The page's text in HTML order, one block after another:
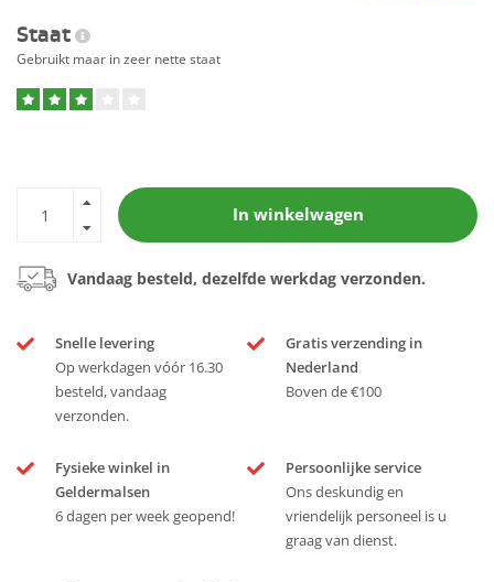
Staat
Gebruikt maar in zeer nette staat
In winkelwagen
Vandaag besteld, dezelfde werkdag verzonden.
Snelle levering
Op werkdagen vóór 16.30
besteld, vandaag
verzonden.
Gratis verzending in
Nederland
Boven de €100
Fysieke winkel in
Geldermalsen
6 dagen per week geopend!
Persoonlijke service
Ons deskundig en
vriendelijk personeel is u
graag van dienst.